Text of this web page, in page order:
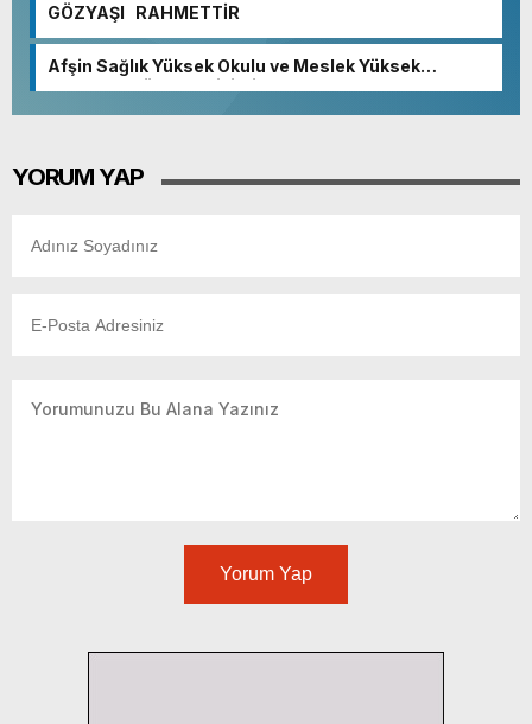
GÖZYAŞI RAHMETTİR
Afşin Sağlık Yüksek Okulu ve Meslek Yüksek
Okulunda görev değişimi!
YORUM YAP
Yorum Yap